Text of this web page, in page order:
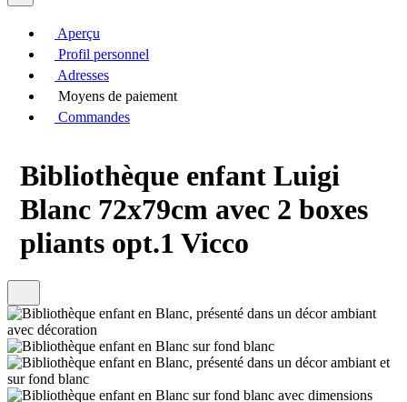
Aperçu
Profil personnel
Adresses
Moyens de paiement
Commandes
Bibliothèque enfant Luigi
Blanc 72x79cm avec 2 boxes
pliants opt.1 Vicco